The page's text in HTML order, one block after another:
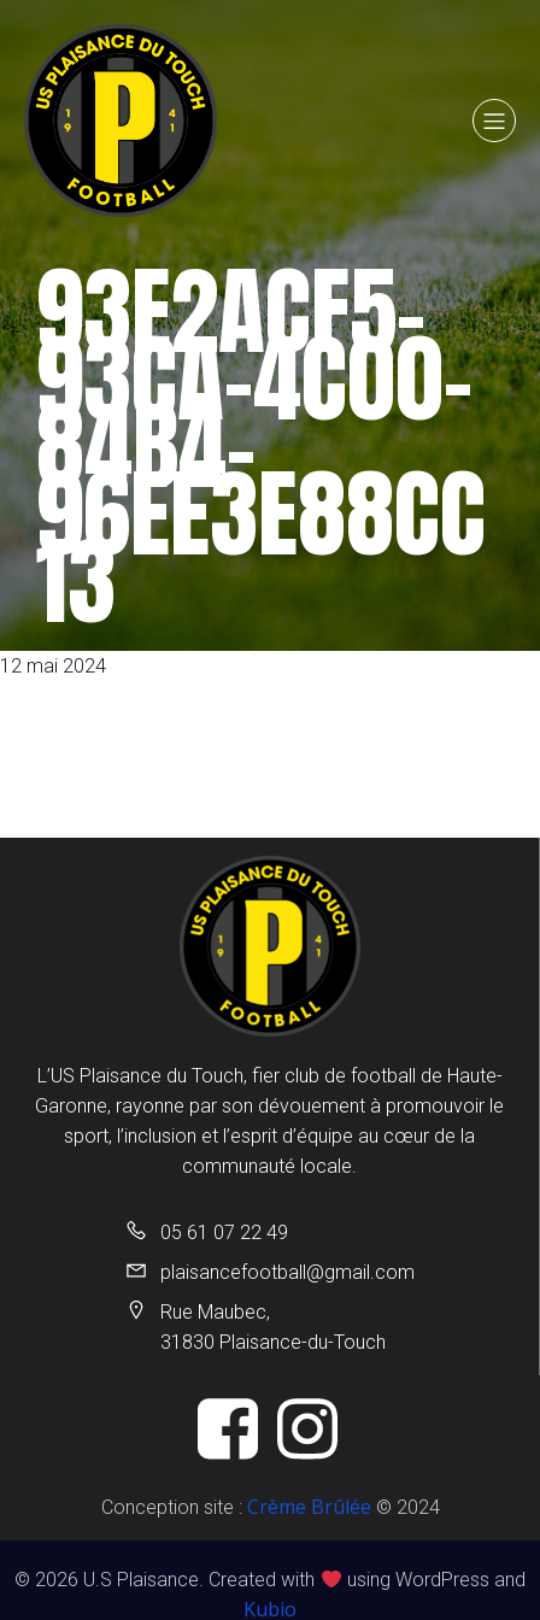
93E2ACF5-
93CA-4C00-
84B4-
96EE3E88CC
13
12 mai 2024
L’US Plaisance du Touch, fier club de football de Haute-
Garonne, rayonne par son dévouement à promouvoir le
sport, l’inclusion et l’esprit d’équipe au cœur de la
communauté locale.
05 61 07 22 49
plaisancefootball@gmail.com
Rue Maubec,
31830 Plaisance-du-Touch
Conception site : Crème Brûlée © 2024
© 2026 U.S Plaisance. Created with using WordPress and
Kubio